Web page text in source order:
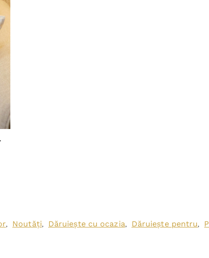
, Noutăți, Dăruiește cu ocazia, Dăruiește pentru,